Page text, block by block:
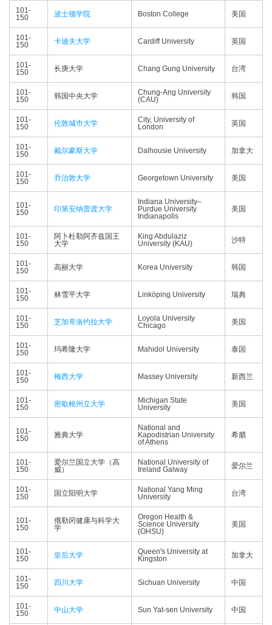
101-
150
波士顿学院 Boston College 美国
101-
150
卡迪夫大学 Cardiff University 英国
101-
150
长庚大学 Chang Gung University 台湾
101-
150
韩国中央大学
Chung-Ang University
(CAU)
韩国
101-
150
伦敦城市大学
City, University of
London
英国
101-
150
戴尔豪斯大学 Dalhousie University 加拿大
101-
150
乔治敦大学 Georgetown University 美国
101-
150
印第安纳普渡大学
Indiana University–
Purdue University
Indianapolis
美国
101-
150
阿卜杜勒阿齐兹国王
大学
King Abdulaziz
University (KAU)
沙特
101-
150
高丽大学 Korea University 韩国
101-
150
林雪平大学 Linköping University 瑞典
101-
150
芝加哥洛约拉大学
Loyola University
Chicago
美国
101-
150
玛希隆大学 Mahidol University 泰国
101-
150
梅西大学 Massey University 新西兰
101-
150
密歇根州立大学
Michigan State
University
美国
101-
150
雅典大学
National and
Kapodistrian University
of Athens
希腊
101-
150
爱尔兰国立大学（高
威）
National University of
Ireland Galway
爱尔兰
101-
150
国立阳明大学
National Yang Ming
University
台湾
101-
150
俄勒冈健康与科学大
学
Oregon Health &
Science University
(OHSU)
美国
101-
150
皇后大学
Queen's University at
Kingston
加拿大
101-
150
四川大学 Sichuan University 中国
101-
150
中山大学 Sun Yat-sen University 中国